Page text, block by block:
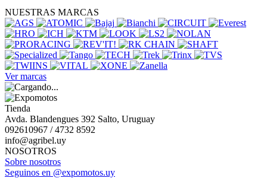
NUESTRAS MARCAS
Ver marcas
Tienda
Avda. Blandengues 392 Salto, Uruguay
092610967 / 4732 8592
info@agribel.uy
NOSOTROS
Sobre nosotros
Seguinos en @expomotos.uy